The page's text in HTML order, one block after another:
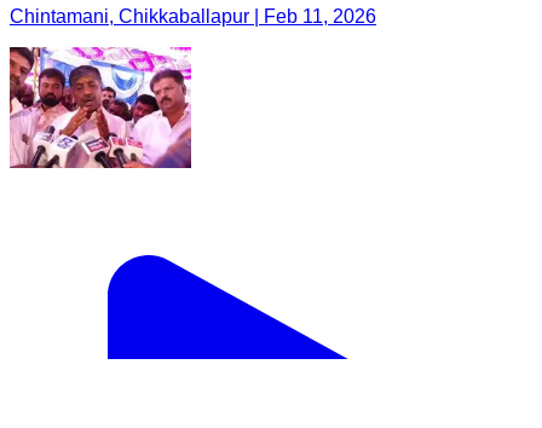
Chintamani, Chikkaballapur | Feb 11, 2026